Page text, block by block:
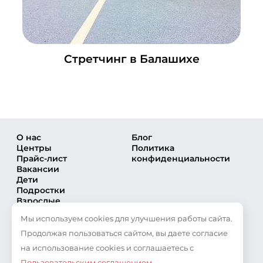
Стретчинг в Балашихе
О нас
Центры
Прайс-лист
Вакансии
Дети
Подростки
Взрослые
Секции
Тренеры
Частые вопросы
Блог
Политика
конфиденциальности
Мы используем cookies для улучшения работы сайта.
Продолжая пользоваться сайтом, вы даете согласие
на использование cookies и соглашаетесь с